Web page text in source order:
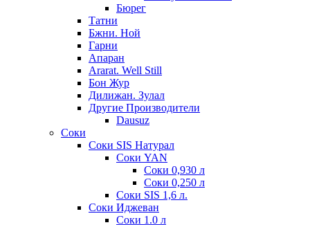
Бюрег
Татни
Бжни. Ной
Гарни
Апаран
Ararat. Well Still
Бон Жур
Дилижан. Зулал
Другие Производители
Dausuz
Соки
Соки SIS Натурал
Соки YAN
Соки 0,930 л
Соки 0,250 л
Соки SIS 1,6 л.
Соки Иджеван
Соки 1.0 л